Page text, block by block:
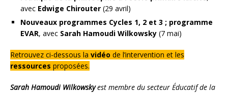
avec Edwige Chirouter (29 avril)
Nouveaux programmes Cycles 1, 2 et 3 ; programme
EVAR, avec Sarah Hamoudi Wilkowsky (7 mai)
Retrouvez ci-dessous la vidéo de l’intervention et les
ressources proposées.
Sarah Hamoudi Wilkowskyest membre du secteur Éducatif de la